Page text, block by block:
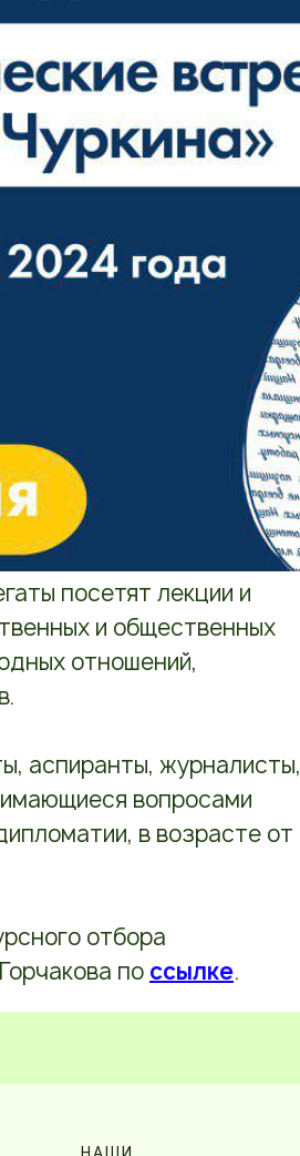
посетят лекции и
и общественных
отношений,
аспиранты, журналисты,
вопросами
в возрасте от
отбора
по ссылке.
НАШИ